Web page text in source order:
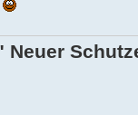
Neuer